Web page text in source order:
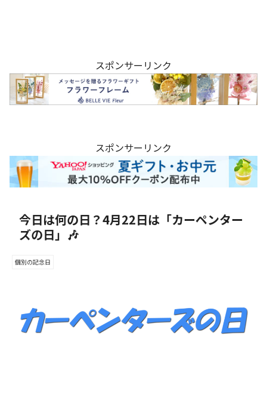
スポンサーリンク
スポンサーリンク
今日は何の日？4月22日は「カーペンター
ズの日」🎶
個別の記念日